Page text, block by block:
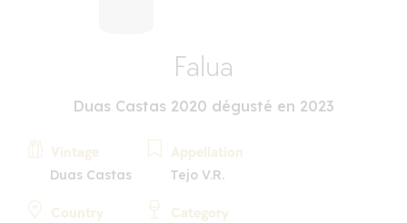
Falua
Duas Castas 2020 dégusté en 2023
Vintage
Duas Castas
Country
Appellation
Tejo V.R.
Category